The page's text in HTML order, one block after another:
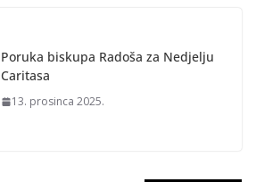
Poruka biskupa Radoša za Nedjelju
Caritasa
13. prosinca 2025.